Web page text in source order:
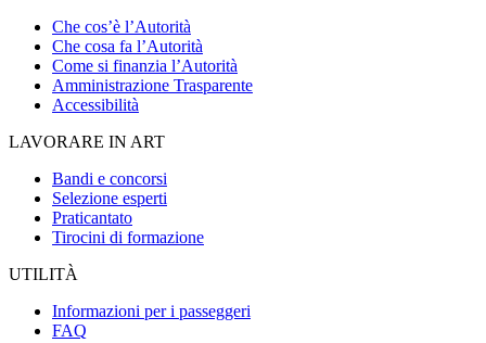
Che cos’è l’Autorità
Che cosa fa l’Autorità
Come si finanzia l’Autorità
Amministrazione Trasparente
Accessibilità
LAVORARE IN ART
Bandi e concorsi
Selezione esperti
Praticantato
Tirocini di formazione
UTILITÀ
Informazioni per i passeggeri
FAQ